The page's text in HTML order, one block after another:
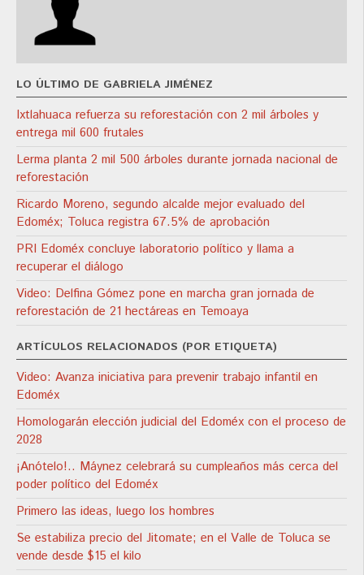
LO ÚLTIMO DE GABRIELA JIMÉNEZ
Ixtlahuaca refuerza su reforestación con 2 mil árboles y
entrega mil 600 frutales
Lerma planta 2 mil 500 árboles durante jornada nacional de
reforestación
Ricardo Moreno, segundo alcalde mejor evaluado del
Edoméx; Toluca registra 67.5% de aprobación
PRI Edoméx concluye laboratorio político y llama a
recuperar el diálogo
Video: Delfina Gómez pone en marcha gran jornada de
reforestación de 21 hectáreas en Temoaya
ARTÍCULOS RELACIONADOS (POR ETIQUETA)
Video: Avanza iniciativa para prevenir trabajo infantil en
Edoméx
Homologarán elección judicial del Edoméx con el proceso de
2028
¡Anótelo!.. Máynez celebrará su cumpleaños más cerca del
poder político del Edoméx
Primero las ideas, luego los hombres
Se estabiliza precio del Jitomate; en el Valle de Toluca se
vende desde $15 el kilo